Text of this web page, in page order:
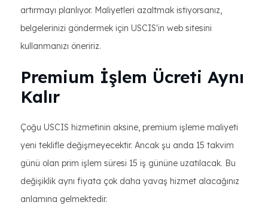
artırmayı planlıyor. Maliyetleri azaltmak istiyorsanız,
belgelerinizi göndermek için USCIS'in web sitesini
kullanmanızı öneririz.
Premium İşlem Ücreti Aynı
Kalır
Çoğu USCIS hizmetinin aksine, premium işleme maliyeti
yeni teklifle değişmeyecektir. Ancak şu anda 15 takvim
günü olan prim işlem süresi 15 iş gününe uzatılacak. Bu
değişiklik aynı fiyata çok daha yavaş hizmet alacağınız
anlamına gelmektedir.